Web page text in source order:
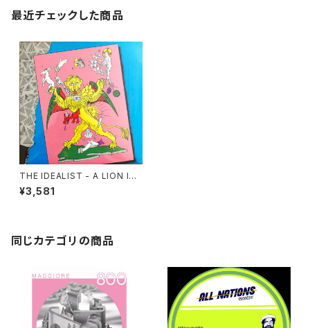
最近チェックした商品
THE IDEALIST - A LION IS
A LION AND NOT A LAMB
"LP"
¥3,581
同じカテゴリの商品